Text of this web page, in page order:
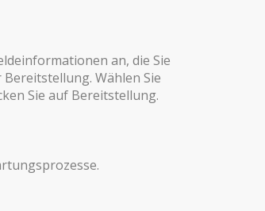
an, die Sie
Wählen Sie
Sie auf Bereitstellung.